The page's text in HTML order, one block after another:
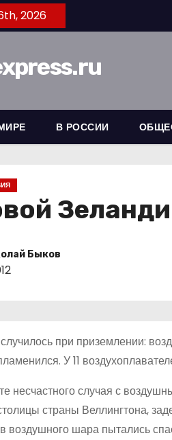
2026
В РОССИИ
Быков
при приземлении:
У 11
несчастного случая с
страны Веллингтона,
воздушного шара пытались